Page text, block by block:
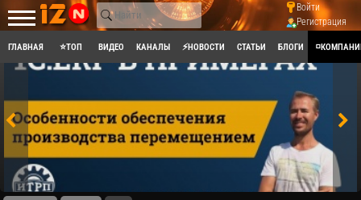
Войти
Регистрация
ГЛАВНАЯ ⭐ТОП ВИДЕО КАНАЛЫ ⚡НОВОСТИ СТАТЬИ БЛОГИ